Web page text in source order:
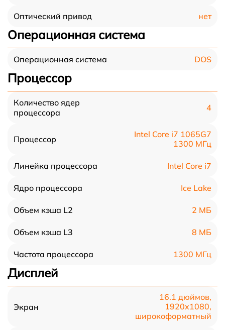
Оптический привод нет
Операционная система
Операционная система DOS
Процессор
Количество ядер
процессора
4
Процессор
Intel Core i7 1065G7
1300 МГц
Линейка процессора Intel Core i7
Ядро процессора Ice Lake
Объем кэша L2 2 МБ
Объем кэша L3 8 МБ
Частота процессора 1300 МГц
Дисплей
Экран
16.1 дюймов,
1920x1080,
широкоформатный